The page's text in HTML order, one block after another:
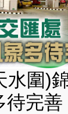
水圍)
待完善